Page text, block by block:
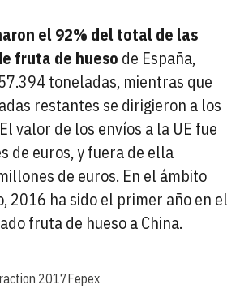
el 92% del total de las
fruta de hueso de España,
toneladas, mientras que
restantes se dirigieron a los
valor de los envíos a la UE fue
de euros, y fuera de ella
de euros. En el ámbito
2016 ha sido el primer año en el
fruta de hueso a China.
2017Fepex